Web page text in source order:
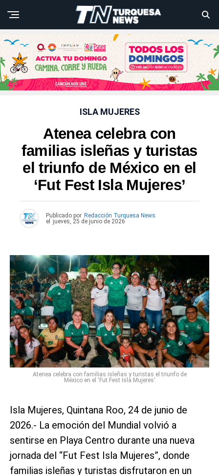
ISLA MUJERES
Atenea celebra con
familias isleñas y turistas
el triunfo de México en el
‘Fut Fest Isla Mujeres’
Publicado por Redacción Turquesa News
el
jueves, 25 de junio de 2026
Atenea celebra con familias isleñas y turistas el triunfo de
México en el 'Fut Fest Isla Mujeres'
Isla Mujeres, Quintana Roo, 24 de junio de
2026.- La emoción del Mundial volvió a
sentirse en Playa Centro durante una nueva
jornada del “Fut Fest Isla Mujeres”, donde
familias isleñas y turistas disfrutaron en un